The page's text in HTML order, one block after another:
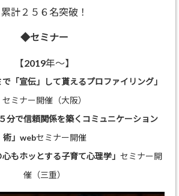
累計２５６名突破！
◆セミナー
【2019年～】
で「宣伝」して貰えるプロファイリング」
セミナー開催（大阪）
分で信頼関係を築くコミュニケーション
術」 webセミナー開催
心もホッとする子育て心理学」 セミナー開
催（三重）